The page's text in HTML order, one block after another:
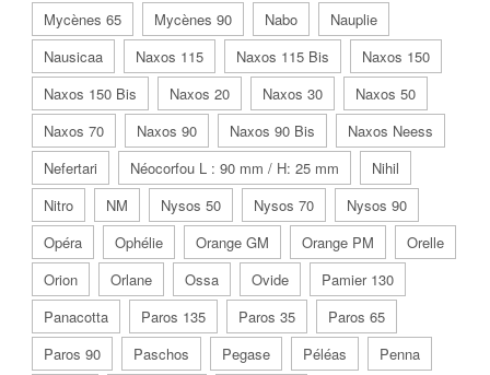
Mycènes 65
Mycènes 90 Nabo
Nauplie
Nausicaa
Naxos 115 Naxos 115 Bis
Naxos 150
Naxos 150 Bis
Naxos 20 Naxos 30
Naxos 50
Naxos 70
Naxos 90 Naxos 90 Bis
Naxos Neess
Nefertari
Néocorfou L : 90 mm / H: 25 mm
Nihil
Nitro
NM Nysos 50 Nysos 70
Nysos 90
Opéra
Ophélie Orange GM Orange PM
Orelle
Orion
Orlane Ossa Ovide
Pamier 130
Panacotta
Paros 135 Paros 35
Paros 65
Paros 90
Paschos Pegase Péléas
Penna